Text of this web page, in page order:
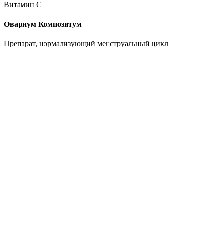
Витамин C
Овариум Композитум
Препарат, нормализующий менструальный цикл